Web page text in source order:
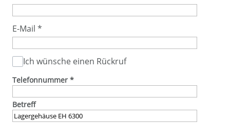
E-Mail *
Ich wünsche einen Rückruf
Telefonnummer *
Betreff